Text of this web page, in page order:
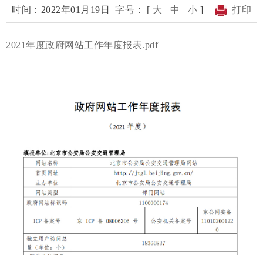
时间：2022年01月19日 字号： [ 大 中 小 ] 打印
2021年度政府网站工作年度报表.pdf